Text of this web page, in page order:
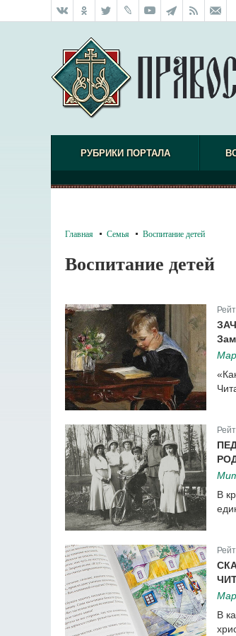
РУБРИКИ ПОРТАЛА
Главная Семья Воспитание детей
Воспитание детей
В
В